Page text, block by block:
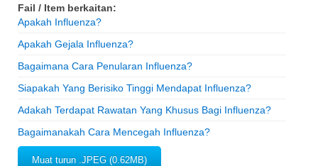
Fail / Item berkaitan:
Apakah Influenza?
Apakah Gejala Influenza?
Bagaimana Cara Penularan Influenza?
Siapakah Yang Berisiko Tinggi Mendapat Influenza?
Adakah Terdapat Rawatan Yang Khusus Bagi Influenza?
Bagaimanakah Cara Mencegah Influenza?
Muat turun .JPEG (0.62MB)